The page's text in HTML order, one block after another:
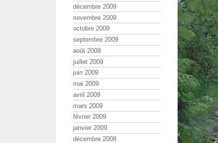
décembre 2009
novembre 2009
octobre 2009
septembre 2009
août 2009
juillet 2009
juin 2009
mai 2009
avril 2009
mars 2009
février 2009
janvier 2009
décembre 2008